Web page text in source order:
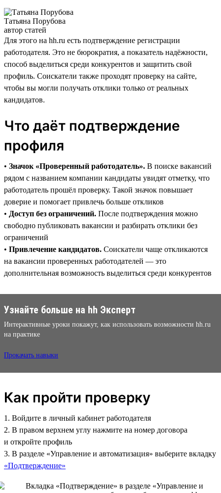
Татьяна Порубова
автор статей
Для этого на hh.ru есть подтверждение регистрации
работодателя. Это не бюрократия, а показатель надёжности,
способ выделиться среди конкурентов и защитить свой
профиль. Соискатели также проходят проверку на сайте,
чтобы вы могли получать отклики только от реальных
кандидатов.
Что даёт подтверждение
профиля
• Значок «Проверенный работодатель». В поиске вакансий
рядом с названием компании кандидаты увидят отметку, что
работодатель прошёл проверку. Такой значок повышает
доверие и помогает привлечь больше откликов
• Доступ без ограничений. После подтверждения можно
свободно публиковать вакансии и разбирать отклики без
ограничений
• Привлечение кандидатов. Соискатели чаще откликаются
на вакансии проверенных работодателей — это
дополнительная возможность выделиться среди конкурентов
Узнайте больше на hh Эксперт
Интерактивные уроки покажут, как использовать возможности hh.ru
на практике
Прокачать навыки
Как пройти проверку
1. Войдите в личный кабинет работодателя
2. В правом верхнем углу нажмите на номер договора
и откройте профиль
3. В разделе «Управление и автоматизация» выберите вкладку
«Подтверждение»